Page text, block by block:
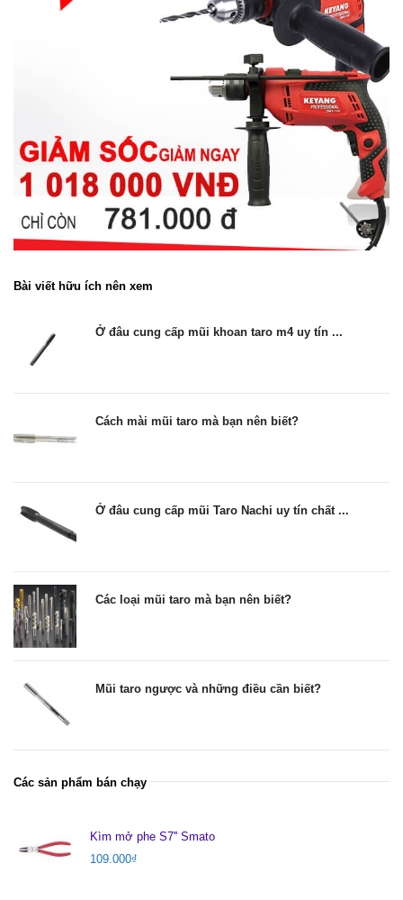
Bài viết hữu ích nên xem
Ở đâu cung cấp mũi khoan taro m4 uy tín ...
Cách mài mũi taro mà bạn nên biết?
Ở đâu cung cấp mũi Taro Nachi uy tín chất ...
Các loại mũi taro mà bạn nên biết?
Mũi taro ngược và những điều cần biết?
Các sản phẩm bán chạy
Kìm mở phe S7'' Smato
109.000₫